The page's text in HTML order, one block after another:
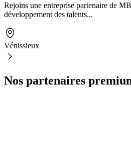
Rejoins une entreprise partenaire de
développement des talents...
Vénissieux
Nos partenaires